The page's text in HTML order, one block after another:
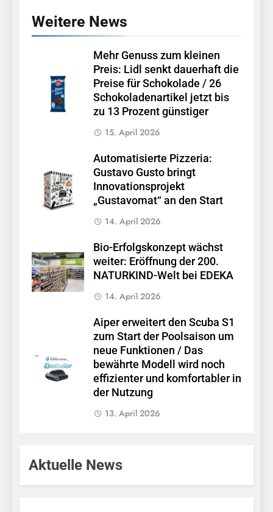
Weitere News
Mehr Genuss zum kleinen
Preis: Lidl senkt dauerhaft die
Preise für Schokolade / 26
Schokoladenartikel jetzt bis
zu 13 Prozent günstiger
15. April 2026
Automatisierte Pizzeria:
Gustavo Gusto bringt
Innovationsprojekt
„Gustavomat“ an den Start
14. April 2026
Bio-Erfolgskonzept wächst
weiter: Eröffnung der 200.
NATURKIND-Welt bei EDEKA
14. April 2026
Aiper erweitert den Scuba S1
zum Start der Poolsaison um
neue Funktionen / Das
bewährte Modell wird noch
effizienter und komfortabler in
der Nutzung
13. April 2026
Aktuelle News